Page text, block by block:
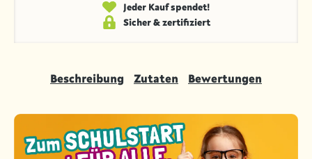
Jeder Kauf spendet!
Sicher & zertifiziert
Beschreibung Zutaten Bewertungen